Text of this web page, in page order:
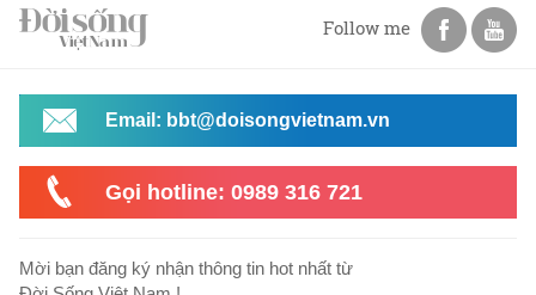
Follow me
Email: bbt@doisongvietnam.vn
Gọi hotline: 0989 316 721
Mời bạn đăng ký nhận thông tin hot nhất từ